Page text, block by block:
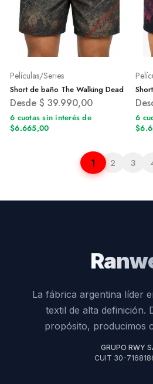
Películas/Series
Short de baño The Walking Dead
Desde $ 39.990,00
6 cuotas sin interés de
$6.665,00
6
1 2 3
La fábrica argentina líder
textil de alta definición.
propósito, producimos
GRUPO RWY
CUIT 30-